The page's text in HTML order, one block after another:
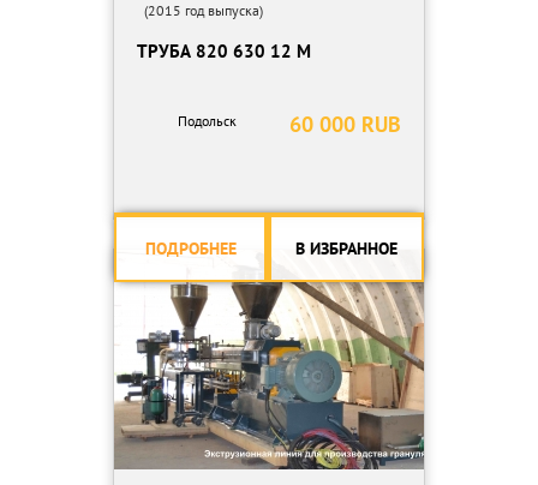
(2015 год выпуска)
ТРУБА 820 630 12 М
60 000 RUB
Подольск
ПОДРОБНЕЕ В ИЗБРАННОЕ